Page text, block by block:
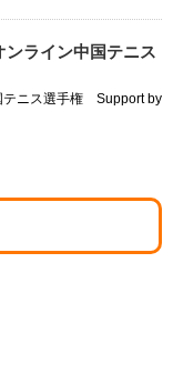
ライン中国テニス
テニス選手権 Support by